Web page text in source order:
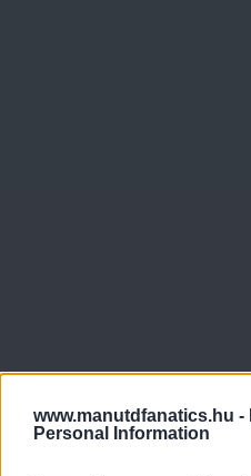
www.manutdfanatics.hu -
Personal Information